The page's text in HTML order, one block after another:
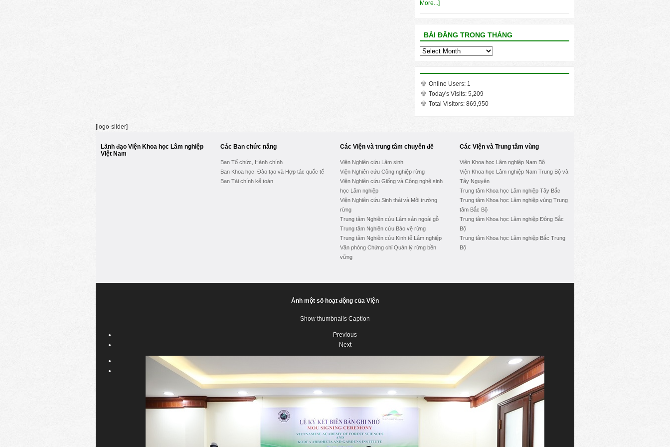
More...]
BÀI ĐĂNG TRONG THÁNG
Bài
thángOnline Users: 1
Today's Visits: 5,209
Total Visitors: 869,950
[logo-slider]
Lãnh đạo Viện Khoa học Lâm nghiệp
Việt Nam
Các Ban chức năng
Ban Tổ chức, Hành chính
Ban Khoa học, Đào tạo và Hợp tác quốc tế
Ban Tài chính kế toán
Các Viện và trung tâm chuyên đề
Viện Nghiên cứu Lâm sinh
Viện Nghiên cứu Công nghiệp rừng
Viện Nghiên cứu Giống và Công nghệ sinh
học Lâm nghiệp
Viện Nghiên cứu Sinh thái và Môi trường
rừng
Trung tâm Nghiên cứu Lâm sản ngoài gỗ
Trung tâm Nghiên cứu Bảo vệ rừng
Trung tâm Nghiên cứu Kinh tế Lâm nghiệp
Văn phòng Chứng chỉ Quản lý rừng bền
vững
Các Viện và Trung tâm vùng
Viện Khoa học Lâm nghiệp Nam Bộ
Viện Khoa học Lâm nghiệp Nam Trung Bộ và
Tây Nguyên
Trung tâm Khoa học Lâm nghiệp Tây Bắc
Trung tâm Khoa học Lâm nghiệp vùng Trung
tâm Bắc Bộ
Trung tâm Khoa học Lâm nghiệp Đông Bắc
Bộ
Trung tâm Khoa học Lâm nghiệp Bắc Trung
Bộ
Ảnh một số hoạt động của Viện
Show thumbnails Caption
Previous
Next